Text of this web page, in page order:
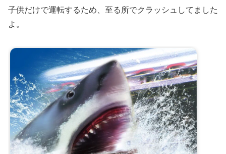
子供だけで運転するため、至る所でクラッシュしてました
よ。